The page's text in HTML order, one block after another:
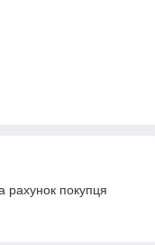
рахунок покупця